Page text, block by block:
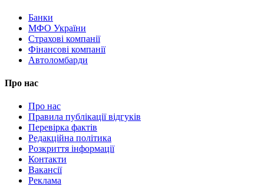
Банки
МФО України
Страхові компанії
Фінансові компанії
Автоломбарди
Про нас
Про нас
Правила публікації відгуків
Перевірка фактів
Редакційна політика
Розкриття інформації
Контакти
Вакансії
Реклама